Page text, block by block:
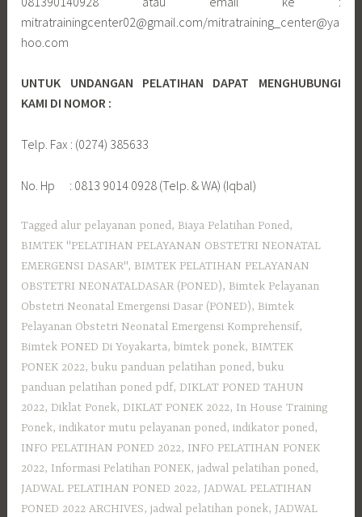
mitratrainingcenter02@gmail.com/mitratraining_center@ya
hoo.com
UNTUK UNDANGAN PELATIHAN DAPAT MENGHUBUNGI
KAMI DI NOMOR :
Telp. Fax : (0274) 385633
No. Hp : 0813 9014 0928 (Telp. & WA) (Iqbal)
Tagged alur pelayanan poned, Biaya Pelatihan Poned,
BIMTEK "PELATIHAN PELAYANAN OBSTETRI NEONATAL
EMERGENSI DASAR", BIMTEK PELATIHAN PELAYANAN
OBSTETRI NEONATALDASAR (PONED), Bimtek Pelayanan
Obstetri Neonatal Emergensi Dasar (PONED), Bimtek
Pelayanan Obstetri Neonatal Emergensi Komprehensif,
Bimtek PONED Di Yoyakarta, bimtek ponek, BIMTEK
PONEK 2022, buku panduan pelatihan poned, buku
panduan pelatihan poned pdf,DIKLAT PONED TAHUN
2022,Diklat Ponek,DIKLAT PONEK 2022, In House Training
Ponek,indikator mutu pelayanan poned,indikator poned,
INFO PELATIHAN PONED 2022, INFO PELATIHAN PONEK
2022, Informasi Pelatihan PONEK,jadwal pelatihan poned,
JADWAL PELATIHAN PONED 2022, JADWAL PELATIHAN
PONED 2022 ARCHIVES,jadwal pelatihan ponek, JADWAL